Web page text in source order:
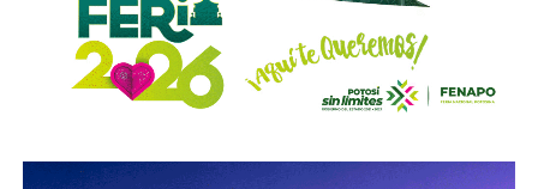
evaluación, criterio o producto se publicará jamás sin el
cuidado de un periodista.
El día que eso se invierta, y
dejemos todo a la maquina, entonces cierren esta
página porque ya no seremos nosotros. El periodismo
perdiendo todo sentido.
siniestros viales.
Con esta reforma, el Congreso del Estado fortalece las
acciones de prevención y seguridad vial, promoviendo una
motocicletas y motonetas en San Luis Potosí.